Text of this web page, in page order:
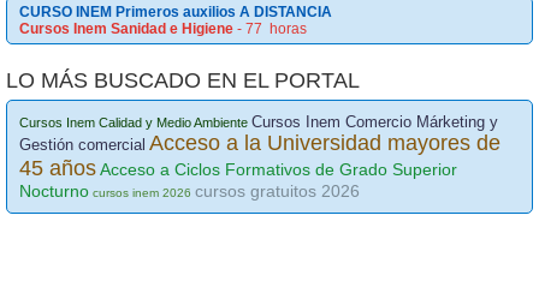
CURSO INEM Primeros auxilios A DISTANCIA
Cursos Inem Sanidad e Higiene - 77 horas
LO MÁS BUSCADO EN EL PORTAL
Cursos Inem Calidad y Medio Ambiente Cursos Inem Comercio Márketing y
Gestión comercial Acceso a la Universidad mayores de
45 añosAcceso a Ciclos Formativos de Grado Superior
Nocturno cursos inem 2026 cursos gratuitos 2026